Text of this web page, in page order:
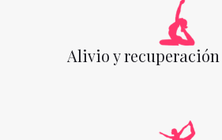
Alivio y